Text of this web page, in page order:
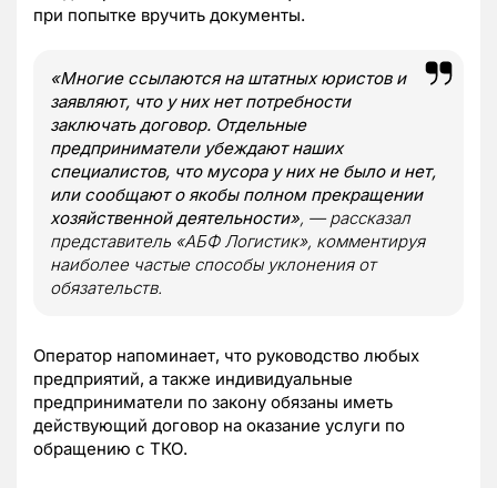
при попытке вручить документы.
«Многие ссылаются на штатных юристов и
заявляют, что у них нет потребности
заключать договор. Отдельные
предприниматели убеждают наших
специалистов, что мусора у них не было и нет,
или сообщают о якобы полном прекращении
хозяйственной деятельности», — рассказал
представитель «АБФ Логистик», комментируя
наиболее частые способы уклонения от
обязательств.
Оператор напоминает, что руководство любых
предприятий, а также индивидуальные
предприниматели по закону обязаны иметь
действующий договор на оказание услуги по
обращению с ТКО.